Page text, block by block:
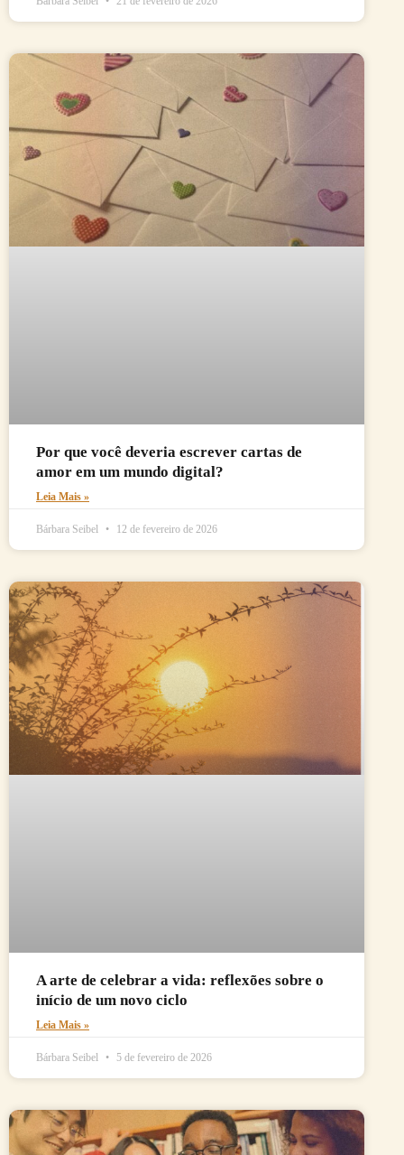
Por que você deveria escrever cartas de
amor em um mundo digital?
Leia Mais »
Bárbara Seibel 12 de fevereiro de 2026
A arte de celebrar a vida: reflexões sobre o
início de um novo ciclo
Leia Mais »
Bárbara Seibel 5 de fevereiro de 2026